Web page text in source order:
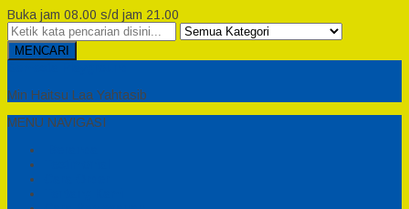
Buka jam 08.00 s/d jam 21.00
MENCARI
Min Haitsu Laa Yahtasib
MENU NAVIGASI